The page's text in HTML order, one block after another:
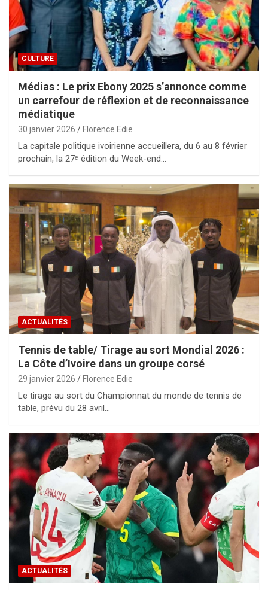
CULTURE
Médias : Le prix Ebony 2025 s’annonce comme
un carrefour de réflexion et de reconnaissance
médiatique
30 janvier 2026 Florence Edie
La capitale politique ivoirienne accueillera, du 6 au 8 février
prochain, la 27ᵉ édition du Week-end…
ACTUALITÉS
Tennis de table/ Tirage au sort Mondial 2026 :
La Côte d’Ivoire dans un groupe corsé
29 janvier 2026 Florence Edie
Le tirage au sort du Championnat du monde de tennis de
table, prévu du 28 avril…
ACTUALITÉS